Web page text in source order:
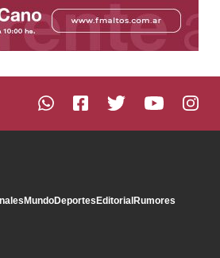
MundoDeportesEditorialRumores